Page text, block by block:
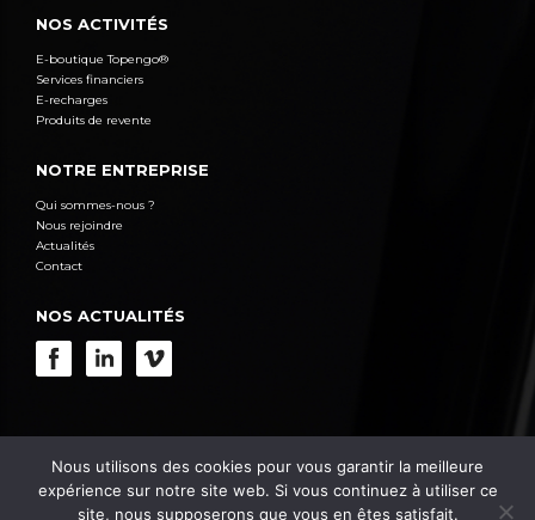
NOS ACTIVITÉS
E-boutique Topengo®
Services financiers
E-recharges
Produits de revente
NOTRE ENTREPRISE
Qui sommes-nous ?
Nous rejoindre
Actualités
Contact
NOS ACTUALITÉS
Mentions légales / Politique de confidentialité /
Accessibilité : Non
Conforme
Nous utilisons des cookies pour vous garantir la meilleure
expérience sur notre site web. Si vous continuez à utiliser ce
site, nous supposerons que vous en êtes satisfait.